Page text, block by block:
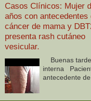
Casos Clínicos: Mujer
años con antecedentes
cáncer de mama y
presenta rash cutáneo
vesicular.
Buenas
interna
antecedente